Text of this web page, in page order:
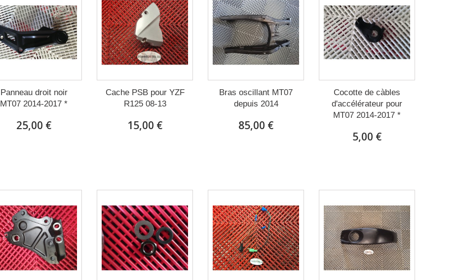
Panneau droit noir
MT07 2014-2017 *
25,00 €
Cache PSB pour YZF
R125 08-13
15,00 €
Bras oscillant MT07
depuis 2014
85,00 €
Cocotte de càbles
d'accélérateur pour
MT07 2014-2017 *
5,00 €